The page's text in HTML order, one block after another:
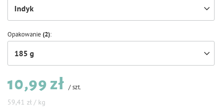
Indyk
Opakowanie (2)
185 g
10,99 zł /szt.
59,41 zł / kg